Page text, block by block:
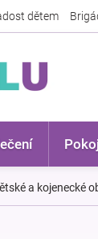
dětem
a kojenecké